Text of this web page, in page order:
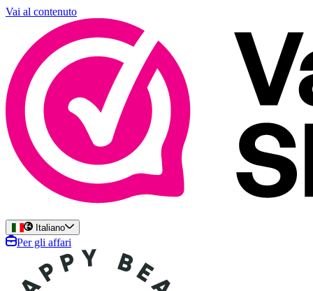
Vai al contenuto
Italiano
Per gli affari